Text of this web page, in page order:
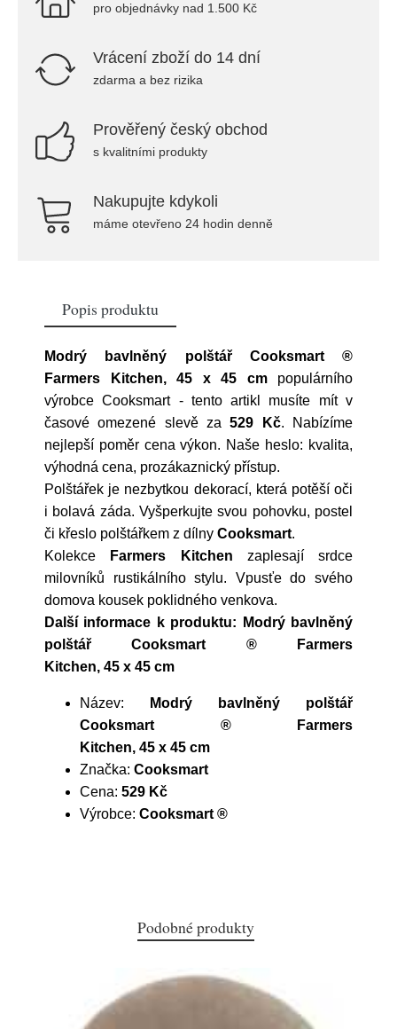
pro objednávky nad 1.500 Kč
Vrácení zboží do 14 dní
zdarma a bez rizika
Prověřený český obchod
s kvalitními produkty
Nakupujte kdykoli
máme otevřeno 24 hodin denně
Popis produktu
Modrý bavlněný polštář Cooksmart ®
Farmers Kitchen, 45 x 45 cmpopulárního
výrobceCooksmart- tento artikl musíte mít v
časové omezené slevě za529 Kč. Nabízíme
nejlepší poměr cena výkon. Naše heslo: kvalita,
výhodná cena, prozákaznický přístup.
Polštářek je nezbytkou dekorací, která potěší oči
i bolavá záda. Vyšperkujte svou pohovku, postel
či křeslo polštářkem z dílny Cooksmart.
Kolekce
Farmers Kitchen zaplesají srdce
milovníků rustikálního stylu. Vpusťe do svého
domova kousek poklidného venkova.
Další informace k produktu: Modrý bavlněný
polštář Cooksmart ® Farmers
Kitchen, 45 x 45 cm
Název:
Modrý bavlněný polštář
Cooksmart ® Farmers
Kitchen, 45 x 45 cm
Značka: Cooksmart
Cena: 529 Kč
Výrobce: Cooksmart ®
Podobné produkty